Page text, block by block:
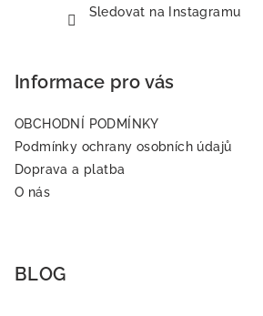
Sledovat na Instagramu
Informace pro vás
OBCHODNÍ PODMÍNKY
Podmínky ochrany osobních údajů
Doprava a platba
O nás
BLOG